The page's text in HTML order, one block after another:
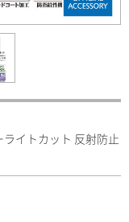
イトカット 反射防止